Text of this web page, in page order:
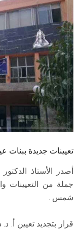
تعيينات جديدة
أصدر الأستاذ
جملة من التعيينات
شمس .
قرار بتجديد تعيين